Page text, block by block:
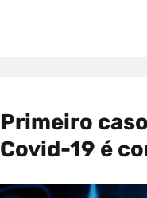
Primeiro
Covid-19 é